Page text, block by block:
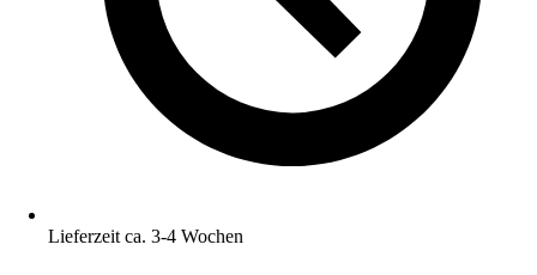
Lieferzeit ca. 3-4 Wochen